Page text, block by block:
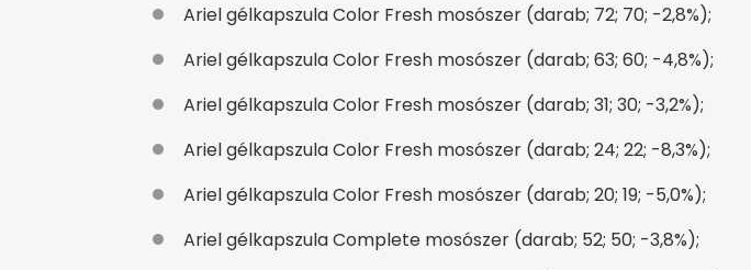
Ariel gélkapszula Color Fresh mosószer (darab; 72; 70; -2,8%);
Ariel gélkapszula Color Fresh mosószer (darab; 63; 60; -4,8%);
Ariel gélkapszula Color Fresh mosószer (darab; 31; 30; -3,2%);
Ariel gélkapszula Color Fresh mosószer (darab; 24; 22; -8,3%);
Ariel gélkapszula Color Fresh mosószer (darab; 20; 19; -5,0%);
Ariel gélkapszula Complete mosószer (darab; 52; 50; -3,8%);